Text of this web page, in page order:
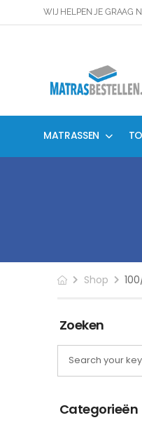
WIJ HELPEN JE GRAAG
MATRASSEN
Shop
Zoeken
Categorieën